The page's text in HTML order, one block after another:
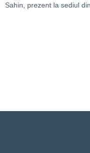
Sahin, prezent la sediul